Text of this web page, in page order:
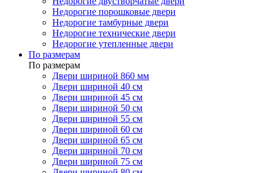
Недорогие порошковые двери
Недорогие тамбурные двери
Недорогие технические двери
Недорогие утепленные двери
По размерам
По размерам
Двери шириной 860 мм
Двери шириной 40 см
Двери шириной 45 см
Двери шириной 50 см
Двери шириной 55 см
Двери шириной 60 см
Двери шириной 65 см
Двери шириной 70 см
Двери шириной 75 см